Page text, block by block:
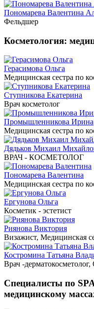
Пономарева Валентина
Фельдшер
Косметология:
Герасимова Ольга
Медицинская сестра по
Ступникова Екатерина
Врач косметолог
Промышленникова Ирина
Медицинская сестра по
Дядьков Михаил
ВРАЧ - КОСМЕТОЛОГ
Пономарева Валентина
Медицинская сестра по
Ергунова Ольга
Косметик - эстетист
Риянова Виктория
Визажист, Медицинская
Костромина Татьяна
Врач -
Специалисты по
медицинскому